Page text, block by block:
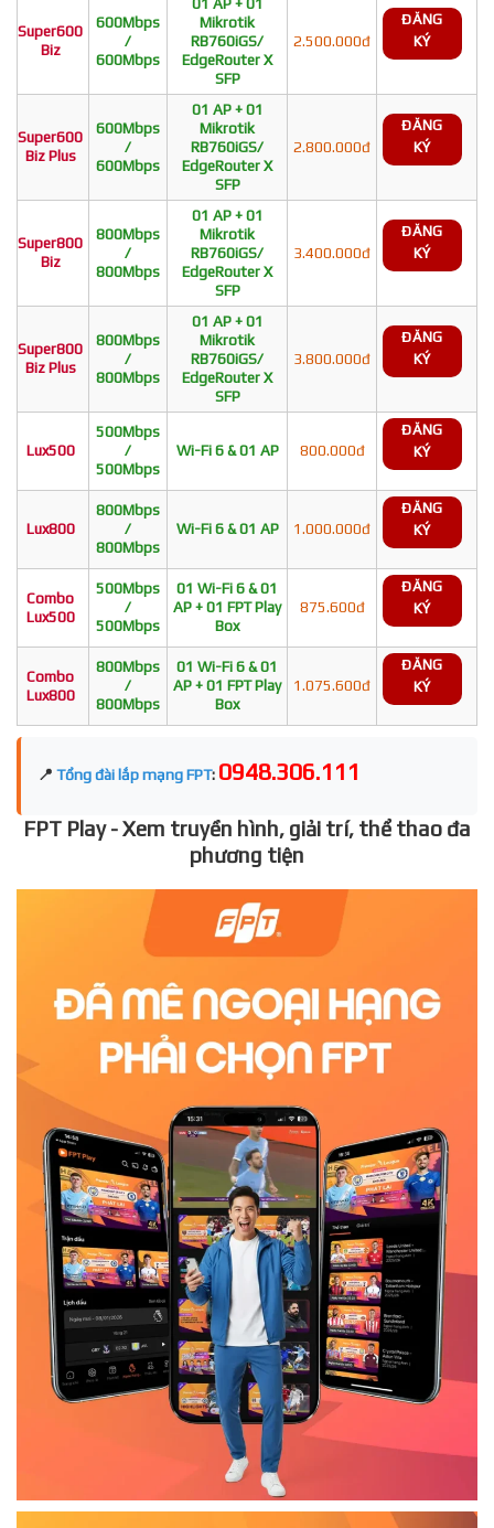
Super600
Biz
600Mbps
/
600Mbps
Mikrotik
RB760iGS/
EdgeRouter X
SFP
2.500.000đ
ĐĂNG
KÝ
Super600
Biz Plus
600Mbps
/
600Mbps
01 AP + 01
Mikrotik
RB760iGS/
EdgeRouter X
SFP
2.800.000đ
ĐĂNG
KÝ
Super800
Biz
800Mbps
/
800Mbps
01 AP + 01
Mikrotik
RB760iGS/
EdgeRouter X
SFP
3.400.000đ
ĐĂNG
KÝ
Super800
Biz Plus
800Mbps
/
800Mbps
01 AP + 01
Mikrotik
RB760iGS/
EdgeRouter X
SFP
3.800.000đ
ĐĂNG
KÝ
Lux500
500Mbps
/
500Mbps
Wi-Fi 6 & 01 AP 800.000đ
ĐĂNG
KÝ
Lux800
800Mbps
/
800Mbps
Wi-Fi 6 & 01 AP 1.000.000đ
ĐĂNG
KÝ
Combo
Lux500
500Mbps
/
500Mbps
01 Wi-Fi 6 & 01
AP + 01 FPT Play
Box
875.600đ
ĐĂNG
KÝ
Combo
Lux800
800Mbps
/
800Mbps
01 Wi-Fi 6 & 01
AP + 01 FPT Play
Box
1.075.600đ
ĐĂNG
KÝ
📍 Tổng đài lắp mạng FPT: 0948.306.111
FPT Play - Xem truyền hình, giải trí, thể thao đa
phương tiện